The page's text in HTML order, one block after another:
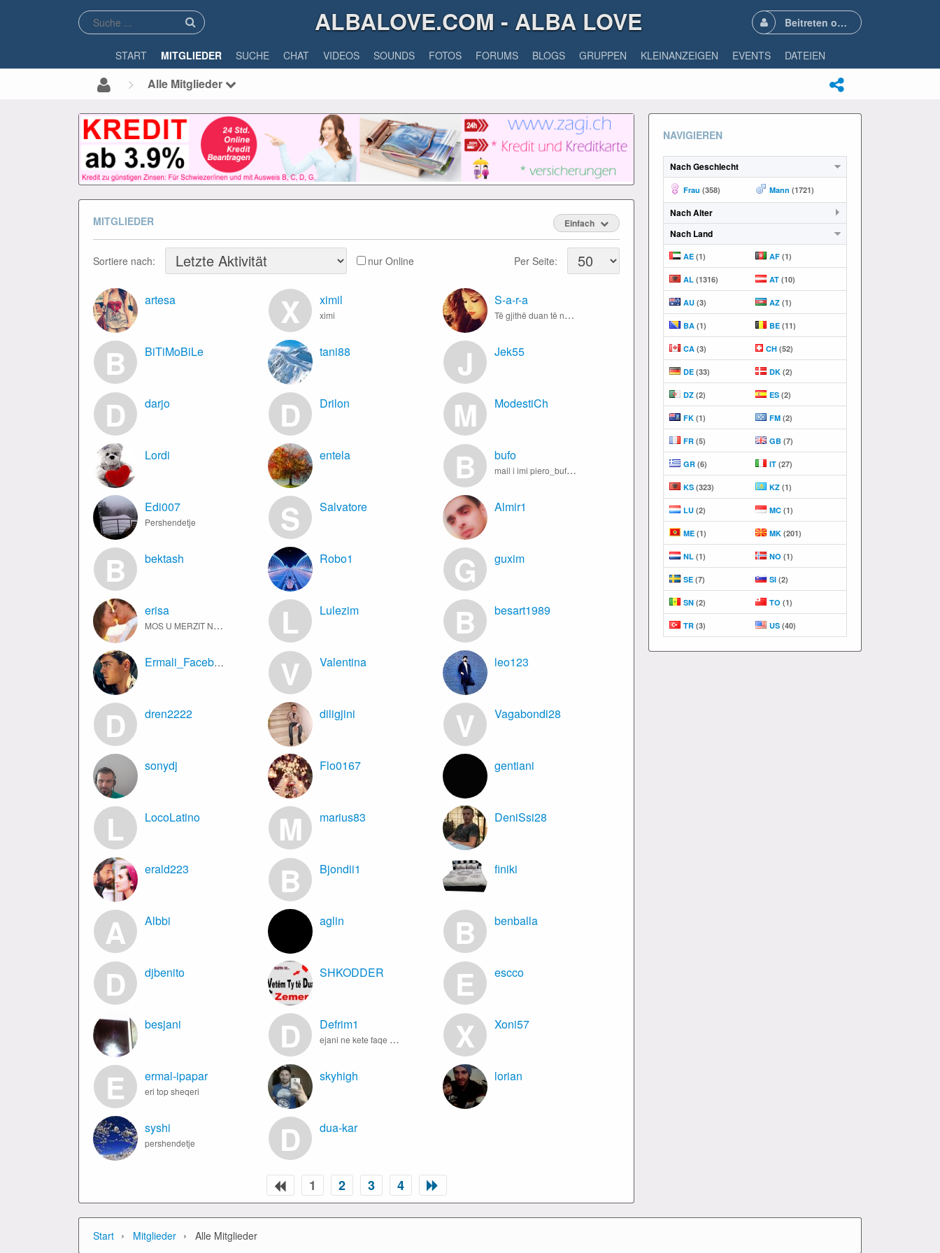
ALBALOVE.COM - ALBA LOVE Beitreten oder Anmelden
START MITGLIEDER SUCHE CHAT VIDEOS SOUNDS FOTOS FORUMS BLOGS GRUPPEN KLEINANZEIGEN EVENTS DATEIEN
Alle Mitglieder
MITGLIEDER Einfach
Sortiere nach: nur Online Per Seite:
artesa X ximil
ximi
S-a-r-a
Të gjithë duan të ndryshojnë botën, por askush nuk dëshiron të ndryshojë veten
B BiTiMoBiLe tani88 J Jek55
D darjo D Drilon M ModestiCh
Lordi entela B bufo
mail i imi piero_bufo@libero.it
Edi007
Pershendetje S Salvatore Almir1
B bektash Robo1 G guxim
erisa
MOS U MERZIT NESE TE TJERET FLASIN KEQ PER TY,PASI DHE BLETET SULMOJN LULEN ME TE BUKUR. L Lulezim B besart1989
Ermali_Facebook V Valentina leo123
D dren2222 diligjini V Vagabondi28
sonydj Flo0167 gentiani
L LocoLatino M marius83 DeniSsi28
erald223 B Bjondii1 finiki
A Albbi aglin B benballa
D djbenito SHKODDER E escco
besjani D Defrim1
ejani ne kete faqe www.endrrachat.com X Xoni57
E ermal-ipapar
eri top sheqeri
skyhigh lorian
syshi
pershendetje D dua-kar
1 2 3 4
NAVIGIEREN
Nach Geschlecht
Frau (358) Mann (1721)
Nach Alter
Nach Land
AE (1) AF (1)
AL (1316) AT (10)
AU (3) AZ (1)
BA (1) BE (11)
CA (3) CH (52)
DE (33) DK (2)
DZ (2) ES (2)
FK (1) FM (2)
FR (5) GB (7)
GR (6) IT (27)
KS (323) KZ (1)
LU (2) MC (1)
ME (1) MK (201)
NL (1) NO (1)
SE (7) SI (2)
SN (2) TO (1)
TR (3) US (40)
Start › Mitglieder › Alle Mitglieder